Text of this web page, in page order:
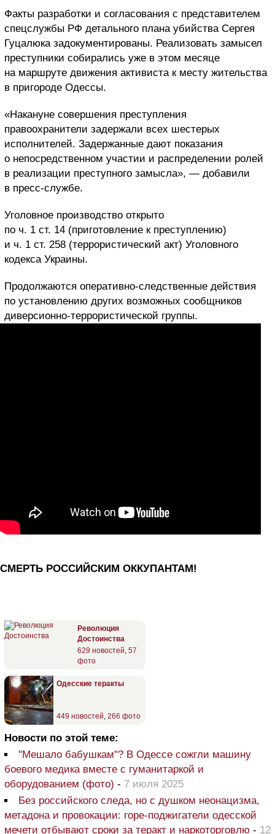
Факты разработки и согласования с представителем
спецслужбы РФ детального плана убийства Сергея
Гуцалюка задокументированы. Реализовать замысел
преступники собирались уже в этом месяце
на маршруте движения активиста к месту жительства
в пригороде Одессы.
«Накануне совершения преступления
правоохранители задержали всех шестерых
исполнителей. Задержанные дают показания
о непосредственном участии и распределении ролей
в реализации преступного замысла», — добавили
в пресс-службе.
Уголовное производство открыто
по ч. 1 ст. 14 (приготовление к преступлению)
и ч. 1 ст. 258 (террористический акт) Уголовного
кодекса Украины.
Продолжаются оперативно-следственные действия
по установлению других возможных сообщников
диверсионно-террористической группы.
СМЕРТЬ РОССИЙСКИМ ОККУПАНТАМ!
Революция
Достоинства
629 новостей, 57
фото
Одесские теракты
449 новостей, 266 фото
Новости по этой теме:
"Мешало бабушкам"? В Одессе сожгли машину
боевого медика вместе с гуманитаркой и
оборудованием (фото) - 7 июля 2025
Без российского следа, но с душком неонацизма,
метадона и провокации: горе-поджигатели одесской
мечети отбывают сроки за теракт и наркоторговлю - 12